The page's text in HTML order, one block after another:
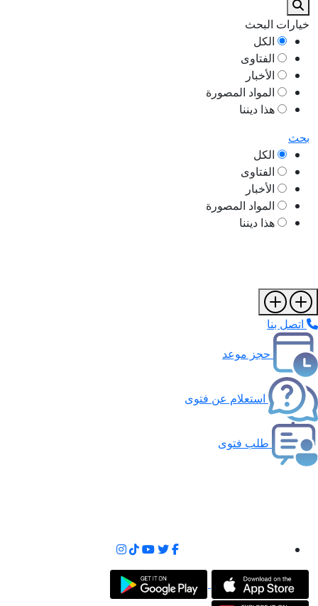
خيارات البحث
الكل
الفتاوى
الأخبار
المواد المصورة
هذا ديننا
بحث
الكل
الفتاوى
الأخبار
المواد المصورة
هذا ديننا
اتصل بنا
حجز موعد
استعلام عن فتوى
طلب فتوى